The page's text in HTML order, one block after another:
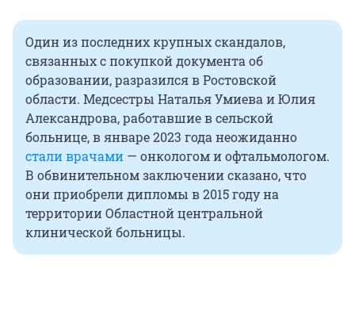
Один из последних крупных скандалов,
связанных с покупкой документа об
образовании, разразился в Ростовской
области. Медсестры Наталья Умиева и Юлия
Александрова, работавшие в сельской
больнице, в январе 2023 года неожиданно
стали врачами — онкологом и офтальмологом.
В обвинительном заключении сказано, что
они приобрели дипломы в 2015 году на
территории Областной центральной
клинической больницы.